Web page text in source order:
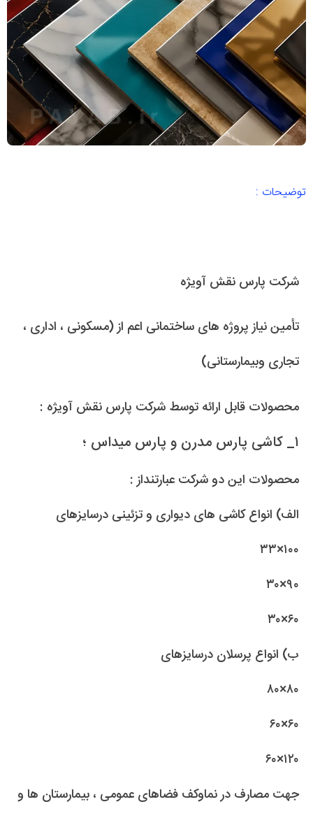
توضیحات :
شرکت پارس نقش آویژه
تأمین نیاز پروژه های ساختمانی اعم از (مسکونی ، اداری ،
تجاری وبیمارستانی)
محصولات قابل ارائه توسط شرکت پارس نقش آویژه :
۱_ کاشی پارس مدرن و پارس میداس ؛
محصولات این دو شرکت عبارتنداز :
الف) انواع کاشی های دیواری و تزئینی درسایزهای
۱۰۰×۳۳
۹۰×۳۰
۶۰×۳۰
ب) انواع پرسلان درسایزهای
۸۰×۸۰
۶۰×۶۰
۱۲۰×۶۰
جهت مصارف در نماوکف فضاهای عمومی ، بیمارستان ها و